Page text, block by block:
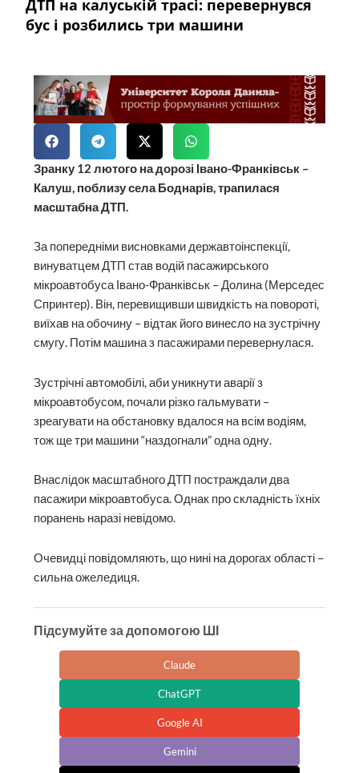
ДТП на калуській трасі: перевернувся
бус і розбились три машини
Зранку 12 лютого на дорозі Івано-Франківськ –
Калуш, поблизу села Боднарів, трапилася
масштабна ДТП.
За попередніми висновками державтоінспекції,
винуватцем ДТП став водій пасажирського
мікроавтобуса Івано-Франківськ – Долина (Мерседес
Спринтер). Він, перевищивши швидкість на повороті,
виїхав на обочину – відтак його винесло на зустрічну
смугу. Потім машина з пасажирами перевернулася.
Зустрічні автомобілі, аби уникнути аварії з
мікроавтобусом, почали різко гальмувати –
зреагувати на обстановку вдалося на всім водіям,
тож ще три машини “наздогнали” одна одну.
Внаслідок масштабного ДТП постраждали два
пасажири мікроавтобуса. Однак про складність їхніх
поранень наразі невідомо.
Очевидці повідомляють, що нині на дорогах області –
сильна ожеледиця.
Підсумуйте за допомогою ШІ
Claude
ChatGPT
Google AI
Gemini